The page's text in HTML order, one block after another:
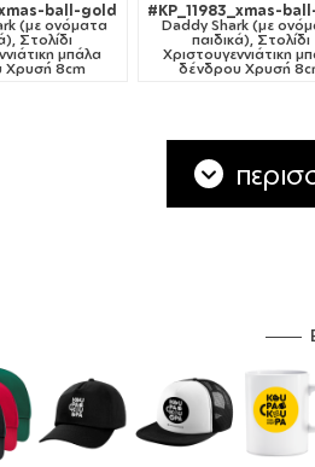
ball-gold
(με ονόματα
Στολίδι
μπάλα
Χρυσή 8cm
#KP_11983_xmas-
Daddy Shark (με
παιδικά), Στολίδι
Χριστουγεννιάτικη
δένδρου Χρυσή